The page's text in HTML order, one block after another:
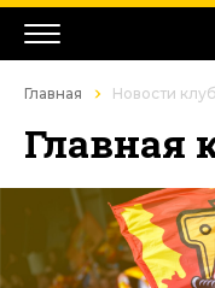
Главная Новости
Главная